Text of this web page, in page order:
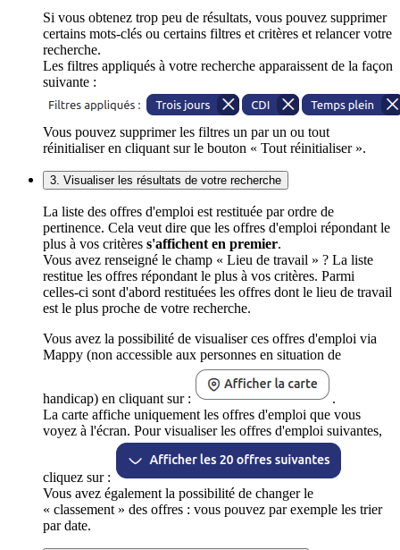
Si vous obtenez trop peu de résultats, vous pouvez supprimer
certains mots-clés ou certains filtres et critères et relancer votre
recherche.
Les filtres appliqués à votre recherche apparaissent de la façon
suivante :
Vous pouvez supprimer les filtres un par un ou tout
réinitialiser en cliquant sur le bouton « Tout réinitialiser ».
3. Visualiser les résultats de votre recherche
La liste des offres d'emploi est restituée par ordre de
pertinence. Cela veut dire que les offres d'emploi répondant le
plus à vos critères s'affichent en premier.
Vous avez renseigné le champ « Lieu de travail » ? La liste
restitue les offres répondant le plus à vos critères. Parmi
celles-ci sont d'abord restituées les offres dont le lieu de travail
est le plus proche de votre recherche.
Vous avez la possibilité de visualiser ces offres d'emploi via
Mappy (non accessible aux personnes en situation de
handicap) en cliquant sur :
.
La carte affiche uniquement les offres d'emploi que vous
voyez à l'écran. Pour visualiser les offres d'emploi suivantes,
cliquez sur :
Vous avez également la possibilité de changer le
« classement » des offres : vous pouvez par exemple les trier
par date.